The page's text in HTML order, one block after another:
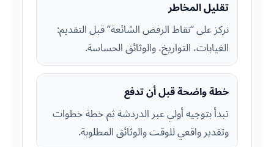
تقليل المخاطر
نركز على “نقاط الرفض الشائعة” قبل التقديم:
الغيابات، التواريخ، والوثائق الحساسة.
خطة واضحة قبل أن تدفع
تبدأ بتوجيه أولي عبر الدردشة ثم خطة خطوات
وتقدير واقعي للوقت والوثائق المطلوبة.